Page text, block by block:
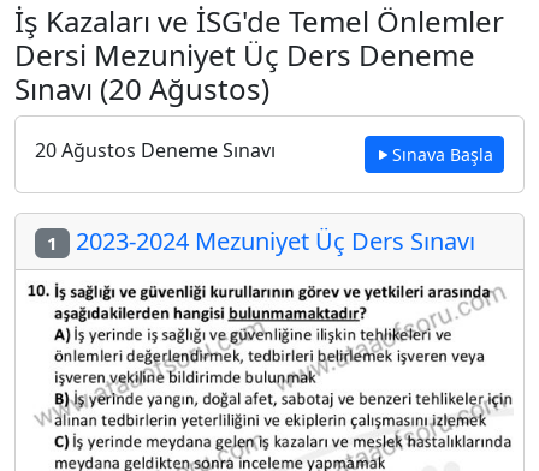
İş Kazaları ve İSG'de Temel Önlemler
Dersi Mezuniyet Üç Ders Deneme
Sınavı (20 Ağustos)
20 Ağustos Deneme Sınavı Sınava Başla
1 2023-2024 Mezuniyet Üç Ders Sınavı